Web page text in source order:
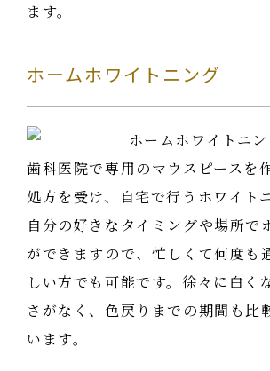
ます。
ホームホワイトニング
歯科医院で専用のマウスピースを
処方を受け、自宅で行うホワイト
自分の好きなタイミングや場所で
ができますので、忙しくて何度も
しい方でも可能です。徐々に白く
さがなく、色戻りまでの期間も比
います。